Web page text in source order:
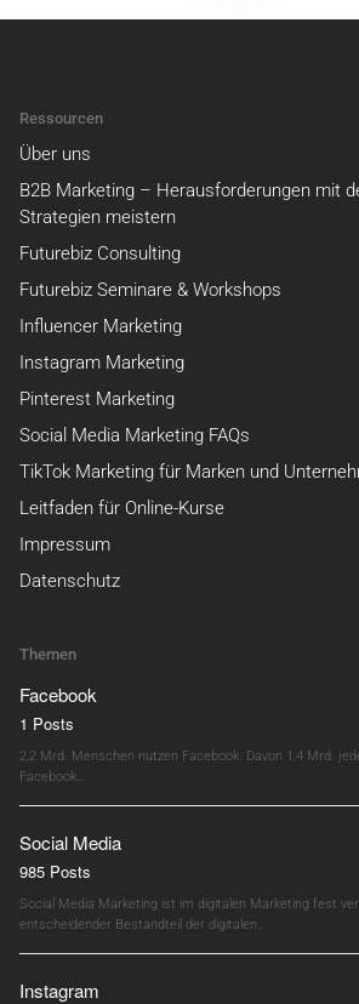
Ressourcen
Über uns
B2B Marketing – Herausforderungen mit
Strategien meistern
Futurebiz Consulting
Futurebiz Seminare & Workshops
Influencer Marketing
Instagram Marketing
Pinterest Marketing
Social Media Marketing FAQs
TikTok Marketing für Marken und
Leitfaden für Online-Kurse
Impressum
Datenschutz
Themen
Facebook
1 Posts
2,2 Mrd. Menschen nutzen Facebook. Davon 1,4 Mrd.
Facebook…
Social Media
985 Posts
Social Media Marketing ist im digitalen Marketing fest
entscheidender Bestandteil der digitalen…
Instagram